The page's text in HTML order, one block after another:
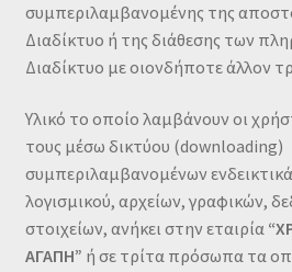
συμπεριλαμβανομένης της
Διαδίκτυο ή της διάθεσης των
Διαδίκτυο με οιονδήποτε άλλον
Υλικό το οποίο λαμβάνουν οι
τους μέσω δικτύου (downloading)
συμπεριλαμβανομένων ενδεικτικά
λογισμικού, αρχείων, γραφικών,
στοιχείων, ανήκει στην εταιρία
ΑΓΑΠΗ” ή σε τρίτα πρόσωπα τα